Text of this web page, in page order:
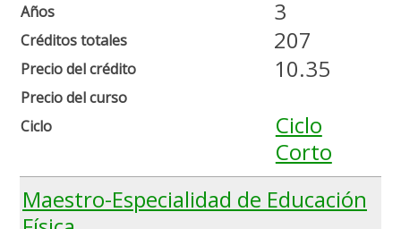
Años
Créditos totales
Precio del crédito
Precio del curso
Ciclo
3
207
10.35
Ciclo
Corto
Maestro-Especialidad de Educación